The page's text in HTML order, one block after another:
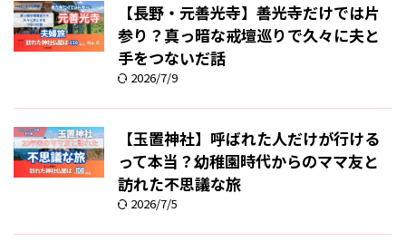
【長野・元善光寺】善光寺だけでは片
参り？真っ暗な戒壇巡りで久々に夫と
手をつないだ話
2026/7/9
【玉置神社】呼ばれた人だけが行ける
って本当？幼稚園時代からのママ友と
訪れた不思議な旅
2026/7/5